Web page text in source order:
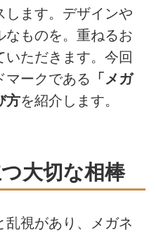
します。デザインや
なものを。重ねるお
いただきます。今回
マークである 「メガ
方を紹介します。
大切な相棒
乱視があり、メガネ